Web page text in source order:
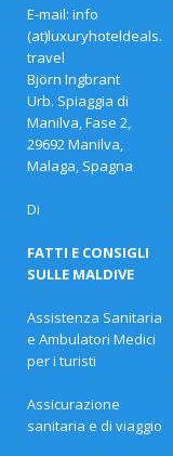
E-mail: info
(at)luxuryhoteldeals.
travel
Björn Ingbrant
Urb. Spiaggia di
Manilva, Fase 2,
29692 Manilva,
Malaga, Spagna
Di
FATTI E CONSIGLI
SULLE MALDIVE
Assistenza Sanitaria
e Ambulatori Medici
per i turisti
Assicurazione
sanitaria e di viaggio